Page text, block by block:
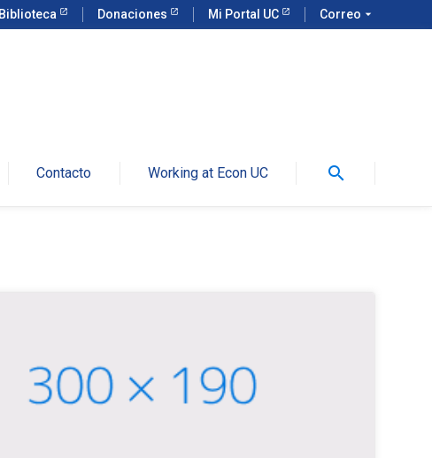
Biblioteca Donaciones Mi Portal UC Correo arrow_drop_down
Contacto Working at Econ UC search